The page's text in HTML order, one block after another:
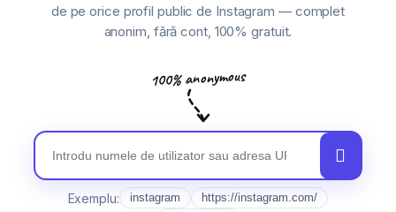
de pe orice profil public de Instagram — complet
anonim, fără cont, 100% gratuit.
100% anonymous
Exemplu: instagram
https://instagram.com/